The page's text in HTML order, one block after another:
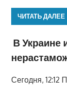
ЧИТАТЬ ДАЛЕЕ
В Украине
Сегодня,